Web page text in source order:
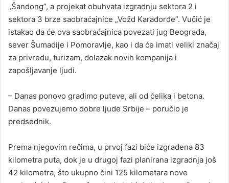
„Šandong”, a projekat obuhvata izgradnju sektora 2 i
sektora 3 brze saobraćajnice „Vožd Karađorđe”. Vučić je
istakao da će ova saobraćajnica povezati jug Beograda,
sever Šumadije i Pomoravlje, kao i da će imati veliki značaj
za privredu, turizam, dolazak novih kompanija i
zapošljavanje ljudi.
– Danas ponovo gradimo puteve, ali od čelika i betona.
Danas povezujemo dobre ljude Srbije – poručio je
predsednik.
Prema njegovim rečima, u prvoj fazi biće izgrađena 83
kilometra puta, dok je u drugoj fazi planirana izgradnja još
42 kilometra, što ukupno čini 125 kilometara nove